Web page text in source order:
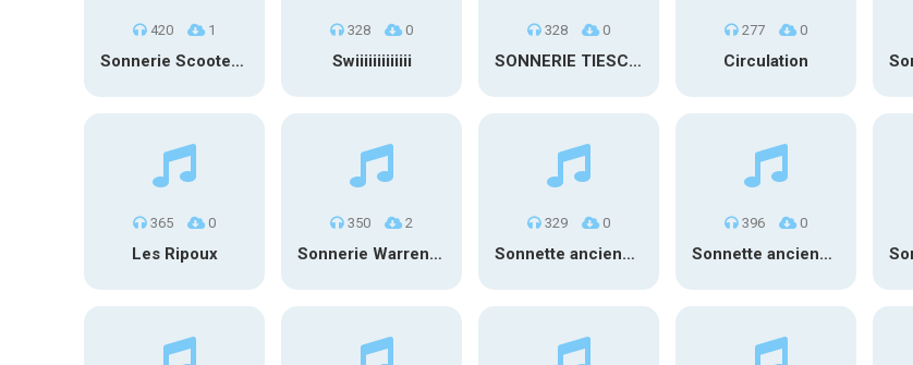
420 1
Sonnerie Scooter Maria
328 0
Swiiiiiiiiiiiii
328 0
SONNERIE TIESCO LE SULTAN – ADORATION
277 0
Circulation
365 0
Les Ripoux
350 2
Sonnerie Warren Zeiders – Without You
329 0
Sonnette ancienne 1
396 0
Sonnette ancienne 3